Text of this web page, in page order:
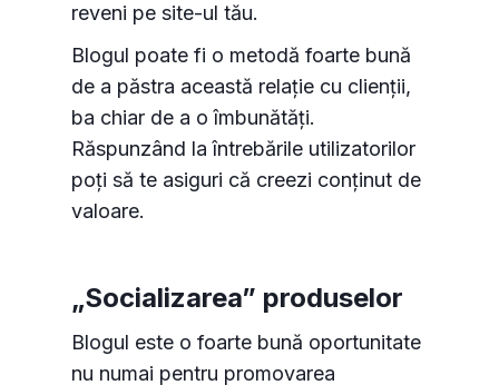
reveni pe site-ul tău.
Blogul poate fi o metodă foarte bună
de a păstra această relație cu clienții,
ba chiar de a o îmbunătăți.
Răspunzând la întrebările utilizatorilor
poți să te asiguri că creezi conținut de
valoare.
„Socializarea” produselor
Blogul este o foarte bună oportunitate
nu numai pentru promovarea